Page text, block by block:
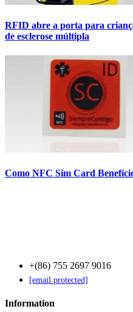
RFID abre a porta para
de esclerose múltipla
Como NFC Sim Card
+(86) 755 2697 9016
[email protected]
Information